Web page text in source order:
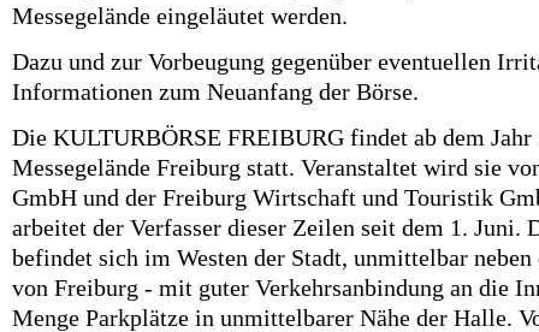
Messegelände eingeläutet werden.
Dazu und zur Vorbeugung gegenüber eventuellen
Informationen zum Neuanfang der Börse.
Die KULTURBÖRSE FREIBURG findet ab dem Jahr
Messegelände Freiburg statt. Veranstaltet wird sie
GmbH und der Freiburg Wirtschaft und Touristik
arbeitet der Verfasser dieser Zeilen seit dem 1. Juni.
befindet sich im Westen der Stadt, unmittelbar
von Freiburg - mit guter Verkehrsanbindung an die
Menge Parkplätze in unmittelbarer Nähe der Halle.